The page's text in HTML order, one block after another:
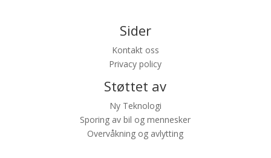
Sider
Kontakt oss
Privacy policy
Støttet av
Ny Teknologi
Sporing av bil og mennesker
Overvåkning og avlytting